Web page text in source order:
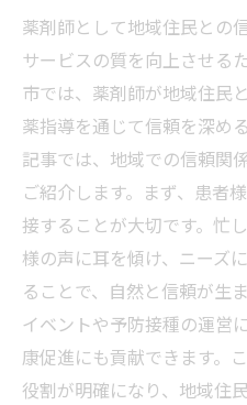
薬剤師として地域住民との
サービスの質を向上させる
市では、薬剤師が地域住民
薬指導を通じて信頼を深め
記事では、地域での信頼関
ご紹介します。まず、患者
接することが大切です。忙
様の声に耳を傾け、ニーズ
ることで、自然と信頼が生
イベントや予防接種の運営
康促進にも貢献できます。
役割が明確になり、地域住